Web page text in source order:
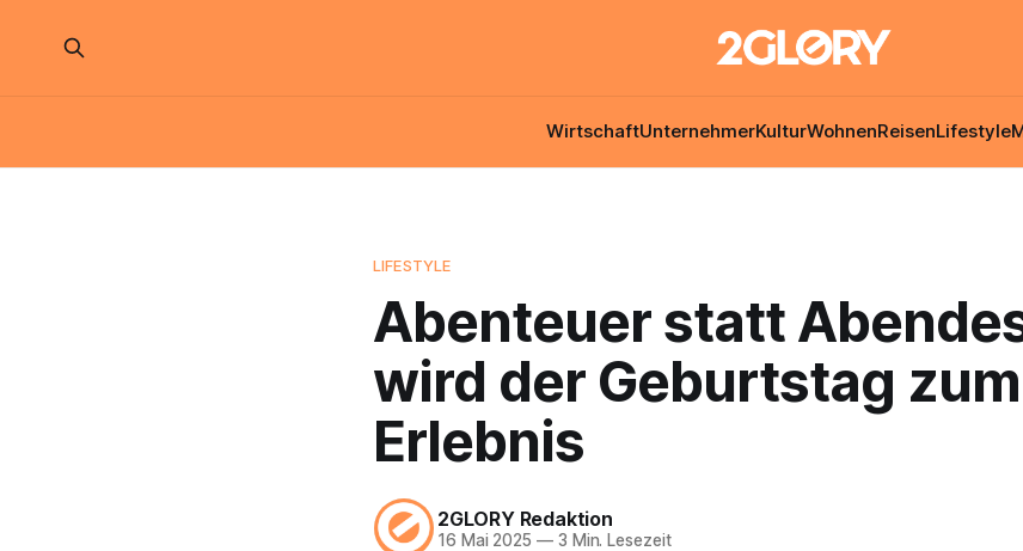
WirtschaftUnternehmerKulturWohnenReisenLifestyle
LIFESTYLE
Abenteuer statt
wird der Geburtstag zum
Erlebnis
2GLORY Redaktion
16 Mai 2025 —3 Min. Lesezeit